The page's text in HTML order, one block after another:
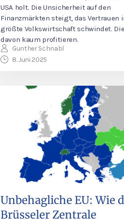
USA holt. Die Unsicherheit auf den
Finanzmärkten steigt, das Vertrauen
größte Volkswirtschaft schwindet.
davon kaum profitieren.
Gunther Schnabl
8. Juni 2025
Unbehagliche EU: Wie
Brüsseler Zentrale